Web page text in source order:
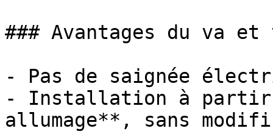
### Avantages du va
- Pas de saignée
- Installation à partir
allumage**, sans